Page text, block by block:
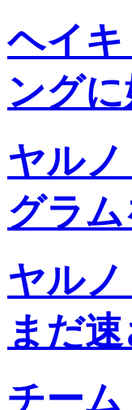
ヘイ
ング
ヤル
グラ
ヤル
まだ
チー